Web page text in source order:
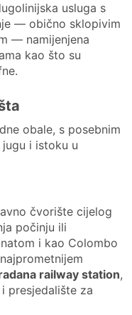
usluga s
— obično sklopivim
— namijenjena
kao što su
obale, s posebnim
i istoku u
čvorište cijelog
počinju ili
i kao Colombo
railway station,
presjedalište za